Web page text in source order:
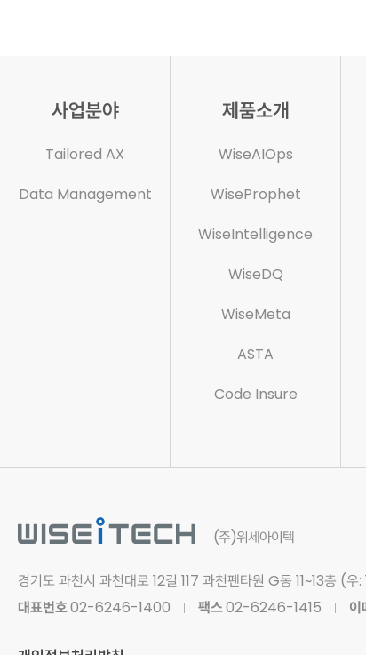
사업분야
Tailored AX
Data Management
제품소개
WiseAIOps
WiseProphet
WiseIntelligence
WiseDQ
WiseMeta
ASTA
Code Insure
(주)위세아이텍
경기도 과천시 과천대로 12길 117 과천펜타원 G동 11~13층 (
대표번호02-6246-1400 팩스02-6246-1415 이